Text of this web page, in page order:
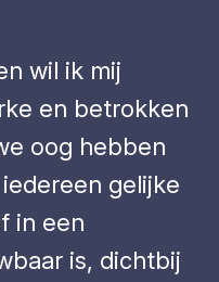
wil ik mij
en betrokken
oog hebben
gelijke
in een
is, dichtbij